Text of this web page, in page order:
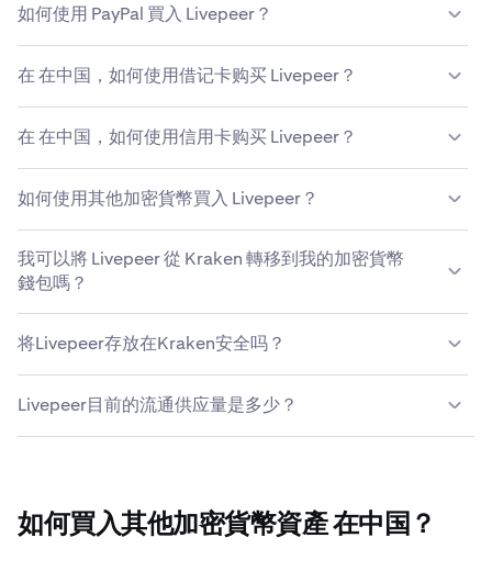
还支持设置定期买入（收取相应手续费），助您持续、稳定
地小额积累Livepeer。
如何使用 PayPal 買入 Livepeer？
的帳戶主頁上選擇「存款」來存入資金。選擇 Livepeer 等
資產，再選擇 PayPal 作為方法，並在需要時連接你的
PayPal 帳戶。输入充值金额并确认，资金到账后即可用于
买入Livepeer。
在 在中国，如何使用借记卡购买 Livepeer？
此处了解更多有关我们的支持的货币和支付方式 的信息。
在 在中国，如何使用信用卡购买 Livepeer？
“买入加密货币”部分，添加您的银行卡详细信息，然后按照
步骤完成交易。用戶必須持有中級或專業驗證帳戶，且居住
於支援的國家/地區，才能使用借記卡或信用卡買入。
Kraken 接受支持 3D Secure (3DS) 的 Visa 或
如何使用其他加密貨幣買入 Livepeer？
如未提供直接交易对，可使用Kraken的兑换功能，将任意
已上线的加密货币无缝兑换为Livepeer。瀏覽 Kraken 上可
用的 Livepeer 市場，或使用轉換工具快速輕鬆地在數百種
加密貨幣之間進行交易。如需查看完整交易对列表，请访问
我可以將 Livepeer 從 Kraken 轉移到我的加密貨幣
錢包嗎？
Kraken支持将您的Livepeer便捷提币至任何支持Livepeer
的热钱包或冷钱包。只需輸入外部錢包地址，你的
Livepeer 即可在幾分鐘內進入你的錢包。
将Livepeer存放在Kraken安全吗？
并确保您随时可支取。我们始终认为，加密货币存放在您自
己的钱包中最为安全；但只要您选择将Livepeer托付
Livepeer目前的流通供应量是多少？
如何買入其他加密貨幣資產 在中国？